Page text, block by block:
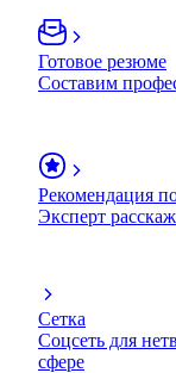
Готовое резюме
Составим
Рекомендация
Эксперт
Сетка
Соцсеть для
сфере